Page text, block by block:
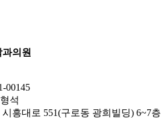
의원
00145
석
흥대로 551(구로동 광희빌딩) 6~7층